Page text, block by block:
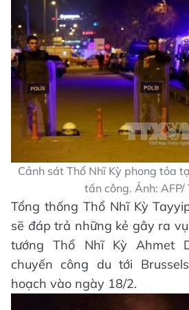
Cảnh sát Thổ Nhĩ Kỳ phong tỏa
tấn công. Ảnh: AFP/
Tổng thống Thổ Nhĩ Kỳ
sẽ đáp trả những kẻ gây ra
tướng Thổ Nhĩ Kỳ Ahmet
chuyến công du tới
hoạch vào ngày 18/2.